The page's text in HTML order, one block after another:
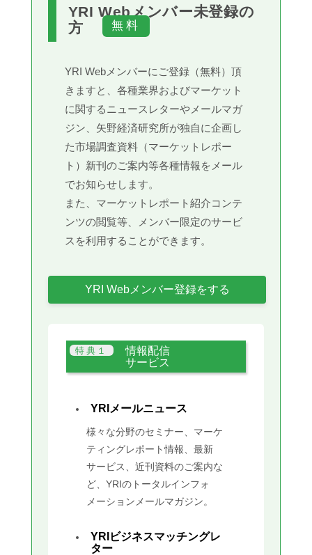
YRI Webメンバー未登録の
方
YRI Webメンバーにご登録（無料）頂
きますと、各種業界およびマーケット
に関するニュースレターやメールマガ
ジン、矢野経済研究所が独自に企画し
た市場調査資料（マーケットレポー
ト）新刊のご案内等各種情報をメール
でお知らせします。
また、マーケットレポート紹介コンテ
ンツの閲覧等、メンバー限定のサービ
スを利用することができます。
YRI Webメンバー登録をする
情報配信
サービス
YRIメールニュース
様々な分野のセミナー、マーケ
ティングレポート情報、最新
サービス、近刊資料のご案内な
ど、YRIのトータルインフォ
メーションメールマガジン。
YRIビジネスマッチングレ
ター